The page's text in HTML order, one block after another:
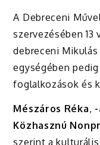
A Debreceni
szervezésében 13
debreceni
egységében
foglalkozások és
Mészáros Réka,
Közhasznú
szerint a